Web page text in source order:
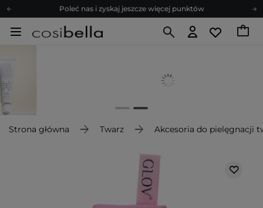
Poleć nas i zyskaj jeszcze więcej punktów
Zapisz się na newsletter pełen porad
Poleć nas i zyskaj jeszcze więcej punktów
Strona główna Twarz Akcesoria do pielęgnacji